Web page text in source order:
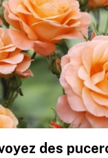
des